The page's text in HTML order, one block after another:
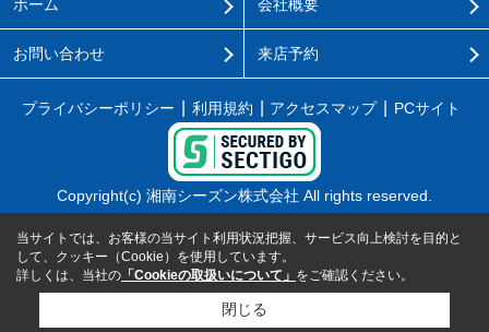
ホーム 会社概要
お問い合わせ 来店予約
プライバシーポリシー 利用規約 アクセスマップ PCサイト
Copyright(c) 湘南シーズン株式会社 All rights reserved.
当サイトでは、お客様の当サイト利用状況把握、サービス向上検討を目的と
して、クッキー（Cookie）を使用しています。
詳しくは、当社の 「Cookieの取扱いについて」 をご確認ください。
閉じる